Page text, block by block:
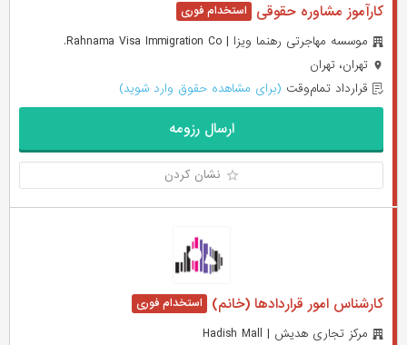
کارآموز مشاوره حقوقی
موسسه مهاجرتی رهنما ویزا | Rahnama Visa Immigration Co.
تهران، تهران
قرارداد تمام‌وقت (برای مشاهده حقوق وارد شوید)
ارسال رزومه
نشان کردن
کارشناس امور قراردادها (خانم)
مرکز تجاری هدیش | Hadish Mall